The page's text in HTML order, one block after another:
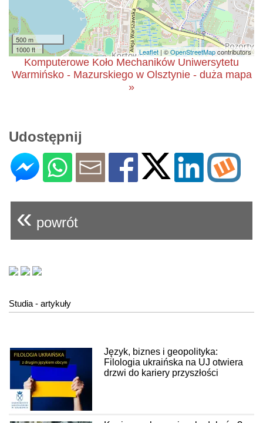
500 m
1000 ft
Leaflet| ©OpenStreetMapcontributors
Komputerowe Koło Mechaników Uniwersytetu
Warmińsko - Mazurskiego w Olsztynie - duża mapa
»
Udostępnij
« powrót
Studia - artykuły
Język, biznes i geopolityka:
Filologia ukraińska na UJ otwiera
drzwi do kariery przyszłości